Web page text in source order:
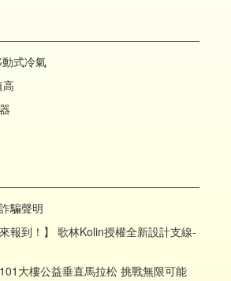
式冷氣
騙聲明
報到！】 歌林Kolin授權全新設計支線-
大樓公益垂直馬拉松 挑戰無限可能